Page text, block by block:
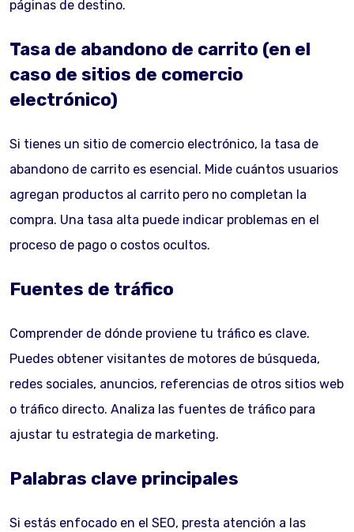
páginas de destino.
Tasa de abandono de carrito (en el
caso de sitios de comercio
electrónico)
Si tienes un sitio de comercio electrónico, la tasa de
abandono de carrito es esencial. Mide cuántos usuarios
agregan productos al carrito pero no completan la
compra. Una tasa alta puede indicar problemas en el
proceso de pago o costos ocultos.
Fuentes de tráfico
Comprender de dónde proviene tu tráfico es clave.
Puedes obtener visitantes de motores de búsqueda,
redes sociales, anuncios, referencias de otros sitios web
o tráfico directo. Analiza las fuentes de tráfico para
ajustar tu estrategia de marketing.
Palabras clave principales
Si estás enfocado en el SEO, presta atención a las